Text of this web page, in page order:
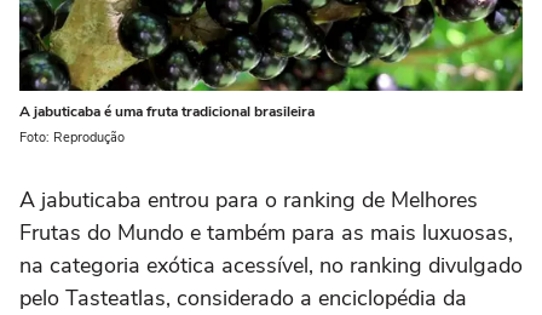
A jabuticaba é uma fruta tradicional brasileira
Foto: Reprodução
A jabuticaba entrou para o ranking de Melhores
Frutas do Mundo e também para as mais luxuosas,
na categoria exótica acessível, no ranking divulgado
pelo Tasteatlas, considerado a enciclopédia da